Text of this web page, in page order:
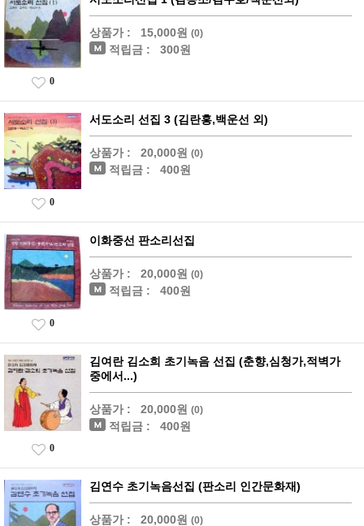
상품가 : 15,000원 (0)
적립금 : 300원
0
서도소리 선집 3 (김란홍,백운선 외)
상품가 : 20,000원 (0)
적립금 : 400원
0
이화중선 판소리선집
상품가 : 20,000원 (0)
적립금 : 400원
0
김여란 김소희 초기녹음 선집 (춘향,심청가,적벽가
중에서...)
상품가 : 20,000원 (0)
적립금 : 400원
0
김연수 초기녹음선집 (판소리 인간문화재)
상품가 : 20,000원 (0)